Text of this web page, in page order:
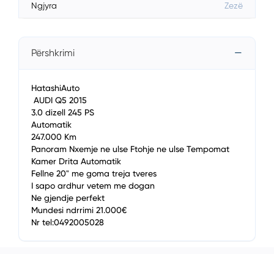
Ngjyra Zezë
Përshkrimi
HatashiAuto
AUDI Q5 2015
3.0 dizell 245 PS
Automatik
247.000 Km
Panoram Nxemje ne ulse Ftohje ne ulse Tempomat
Kamer Drita Automatik
Fellne 20" me goma treja tveres
I sapo ardhur vetem me dogan
Ne gjendje perfekt
Mundesi ndrrimi 21.000€
Nr tel:0492005028